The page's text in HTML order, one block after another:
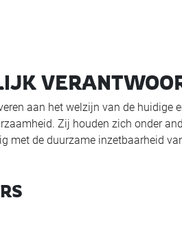
aan het welzijn van de
Zij houden zich onder
met de duurzame inzetbaarheid